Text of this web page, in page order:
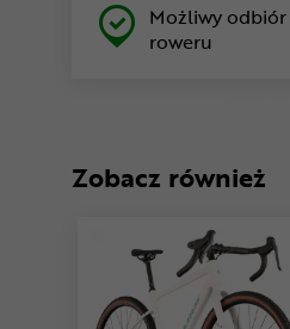
Możliwy odbiór
roweru
Zobacz również